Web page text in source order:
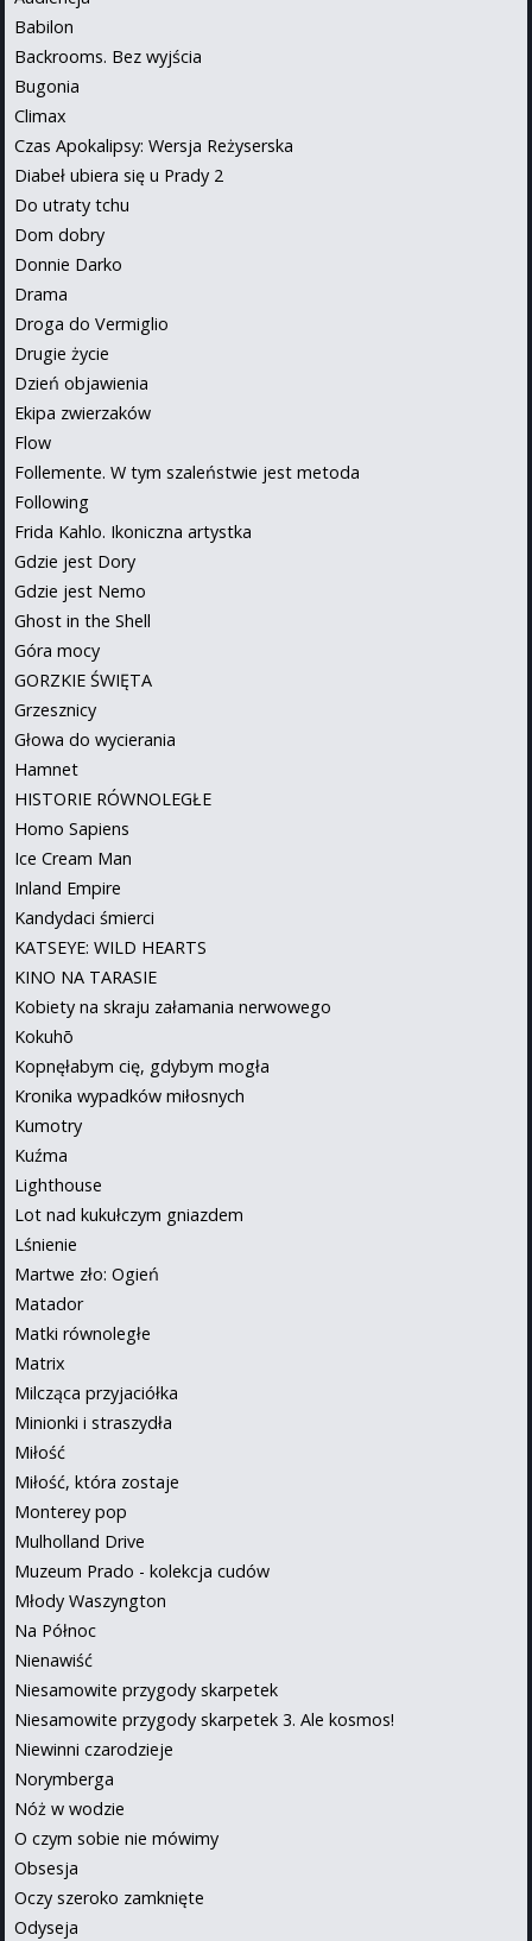
Babilon
Backrooms. Bez wyjścia
Bugonia
Climax
Czas Apokalipsy: Wersja Reżyserska
Diabeł ubiera się u Prady 2
Do utraty tchu
Dom dobry
Donnie Darko
Drama
Droga do Vermiglio
Drugie życie
Dzień objawienia
Ekipa zwierzaków
Flow
Follemente. W tym szaleństwie jest metoda
Following
Frida Kahlo. Ikoniczna artystka
Gdzie jest Dory
Gdzie jest Nemo
Ghost in the Shell
Góra mocy
GORZKIE ŚWIĘTA
Grzesznicy
Głowa do wycierania
Hamnet
HISTORIE RÓWNOLEGŁE
Homo Sapiens
Ice Cream Man
Inland Empire
Kandydaci śmierci
KATSEYE: WILD HEARTS
KINO NA TARASIE
Kobiety na skraju załamania nerwowego
Kokuhō
Kopnęłabym cię, gdybym mogła
Kronika wypadków miłosnych
Kumotry
Kuźma
Lighthouse
Lot nad kukułczym gniazdem
Lśnienie
Martwe zło: Ogień
Matador
Matki równoległe
Matrix
Milcząca przyjaciółka
Minionki i straszydła
Miłość
Miłość, która zostaje
Monterey pop
Mulholland Drive
Muzeum Prado - kolekcja cudów
Młody Waszyngton
Na Północ
Nienawiść
Niesamowite przygody skarpetek
Niesamowite przygody skarpetek 3. Ale kosmos!
Niewinni czarodzieje
Norymberga
Nóż w wodzie
O czym sobie nie mówimy
Obsesja
Oczy szeroko zamknięte
Odyseja